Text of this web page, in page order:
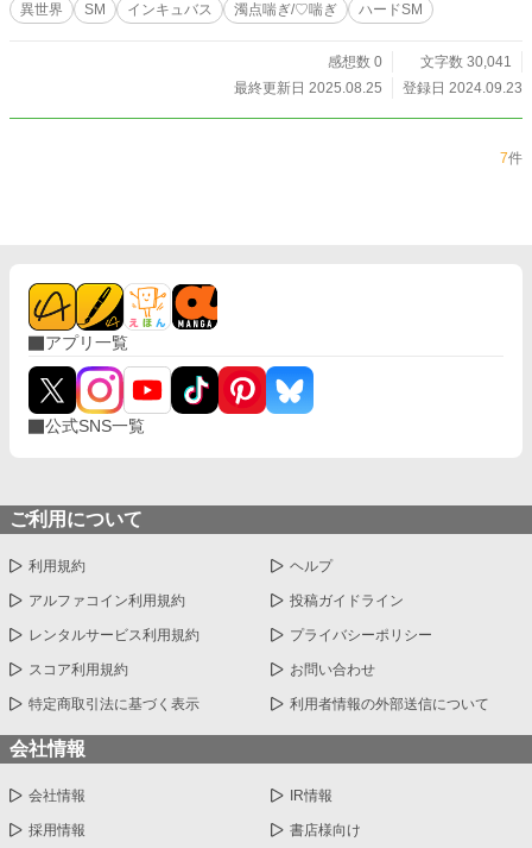
異世界 SM インキュバス 濁点喘ぎ/♡喘ぎ ハードSM
感想数 0
文字数 30,041
最終更新日 2025.08.25
登録日 2024.09.23
7件
アプリ一覧
公式SNS一覧
ご利用について
利用規約 ヘルプ
アルファコイン利用規約 投稿ガイドライン
レンタルサービス利用規約 プライバシーポリシー
スコア利用規約 お問い合わせ
特定商取引法に基づく表示 利用者情報の外部送信について
会社情報
会社情報 IR情報
採用情報 書店様向け